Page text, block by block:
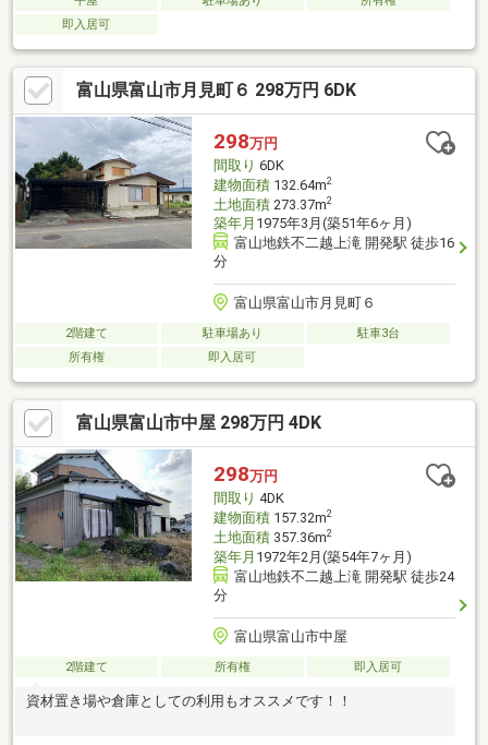
即入居可
富山県富山市月見町６ 298万円 6DK
298万円
間取り 6DK
建物面積132.64m2
土地面積273.37m2
築年月 1975年3月(築51年6ヶ月)
富山地鉄不二越上滝 開発駅 徒歩16
分
富山県富山市月見町６
2階建て 駐車場あり
駐車3台
所有権
即入居可
富山県富山市中屋 298万円 4DK
298万円
間取り 4DK
建物面積157.32m2
土地面積357.36m2
築年月 1972年2月(築54年7ヶ月)
富山地鉄不二越上滝 開発駅 徒歩24
分
富山県富山市中屋
2階建て 所有権 即入居可
資材置き場や倉庫としての利用もオススメです！！